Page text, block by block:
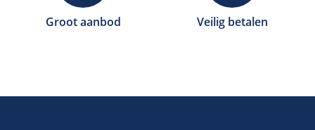
Groot aanbod Veilig betalen